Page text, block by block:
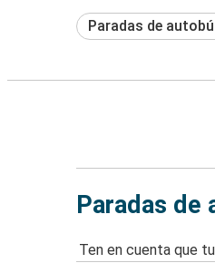
Paradas de
Paradas de
Ten en cuenta que